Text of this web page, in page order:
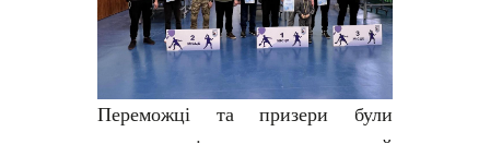
Переможці та призери були